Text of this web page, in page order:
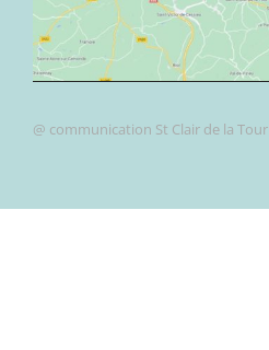
@ communication St Clair de la Tour